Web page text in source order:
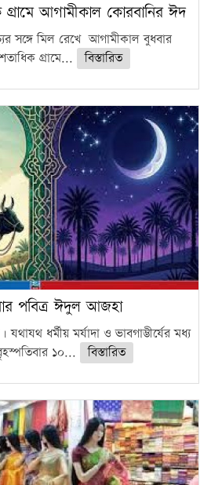
গ্রামে আগামীকাল কোরবানির ঈদ
সঙ্গে মিল রেখে আগামীকাল বুধবার
গ্রামে...
বিস্তারিত
পবিত্র ঈদুল আজহা
ধর্মীয় মর্যাদা ও ভাবগাম্ভীর্যের মধ্য
১০...
বিস্তারিত